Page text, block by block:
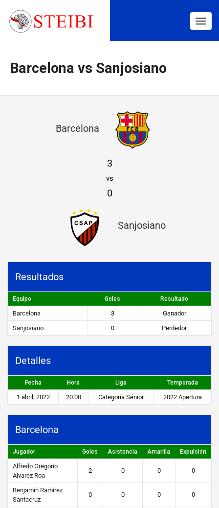
Barcelona vs Sanjosiano
v
S
n
j
s
i
a
STEIBI
https://steibi.org.py/wp-
content/uploads/2019/04/STEIBI-
WEB-
Barcelona
3
vs
0
Sanjosiano
Resultados
Equipo Goles Resultado
Barcelona 3
Ganador
Sanjosiano
0 Perdedor
Detalles
Fecha Hora Liga Temporada
1 abril, 2022 20:00 Categoría Sénior 2022 Apertura
Barcelona
Jugador Goles Asistencia Amarilla Expulsión
Alfredo Gregorio
Alvarez Roa
2 0 0 0
Benjamín Ramírez
Santacruz
0 0 0 0